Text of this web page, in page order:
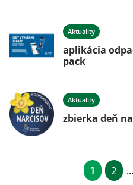
Aktuality
aplikácia
pack
Aktuality
zbierka deň
1 2 ...